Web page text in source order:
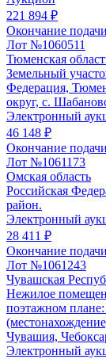
221 894 ₽
Окончание
Лот №1060511
Тюменская
Земельный
Федерация,
округ, с.
Электронный
46 148 ₽
Окончание
Лот №1061173
Омская область
Российская
район.
Электронный
28 411 ₽
Окончание
Лот №1061243
Чувашская
Нежилое
поэтажном
Чувашия,
Электронный